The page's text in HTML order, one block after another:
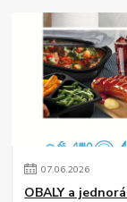
07.06.2026
OBALY a